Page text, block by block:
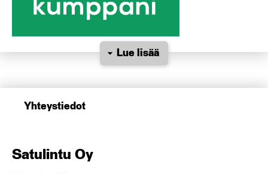
Lue lisää
Yhteystiedot
Satulintu Oy